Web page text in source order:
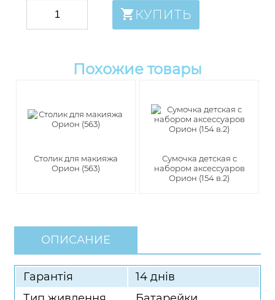
КУПИТЬ
Похожие товары
Столик для макияжа
Орион (563)
Сумочка детская с
набором аксессуаров
Орион (154 в.2)
ОПИСАНИЕ
Гарантія
14 днів